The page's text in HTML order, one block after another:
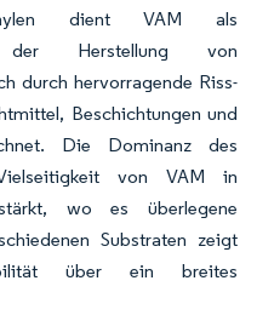
dient VAM als
der Herstellung von
durch hervorragende Riss-
Beschichtungen und
Die Dominanz des
von VAM in
wo es überlegene
Substraten zeigt
über ein breites